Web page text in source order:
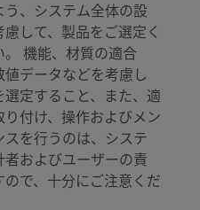
う、システム全体の設
して、製品をご選定く
。 機能、材質の適合
値データなどを考慮し
選定すること、また、適
り付け、操作およびメン
スを行うのは、システ
者およびユーザーの責
ので、十分にご注意くだ